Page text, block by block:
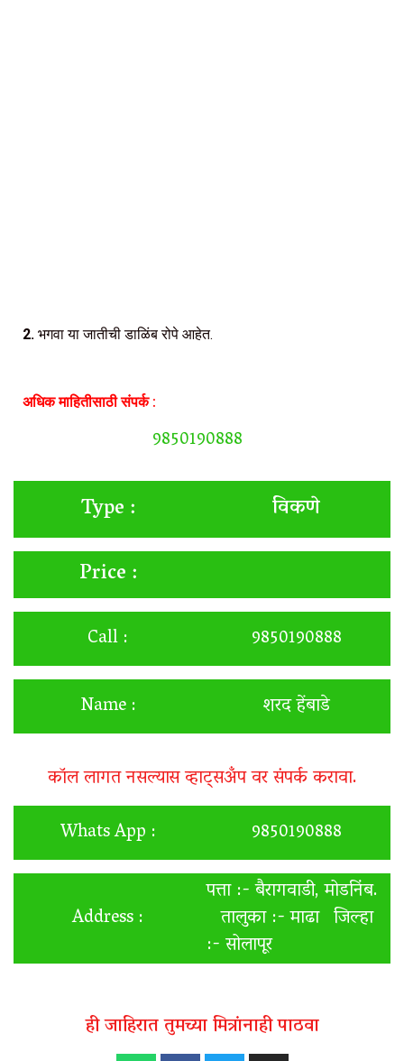
2. भगवा या जातीची डाळिंब रोपे आहेत.
अधिक माहितीसाठी संपर्क :
9850190888
Type :
विकणे
Price :
Call :
9850190888
Name :
शरद हेंबाडे
कॉल लागत नसल्यास व्हाट्सअँप वर संपर्क करावा.
Whats App :
9850190888
Address :
पत्ता :- बैरागवाडी, मोडनिंब.
तालुका :- माढा जिल्हा
:- सोलापूर
ही जाहिरात तुमच्या मित्रांनाही पाठवा